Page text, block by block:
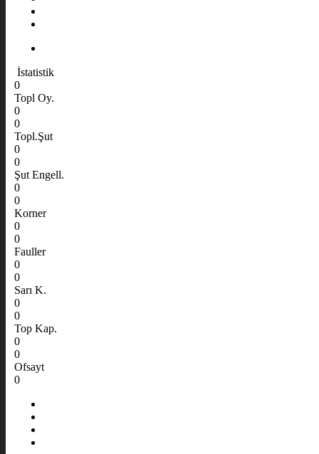
İstatistik
0
Topl Oy.
0
0
Topl.Şut
0
0
Şut Engell.
0
0
Korner
0
0
Fauller
0
0
Sarı K.
0
0
Top Kap.
0
0
Ofsayt
0